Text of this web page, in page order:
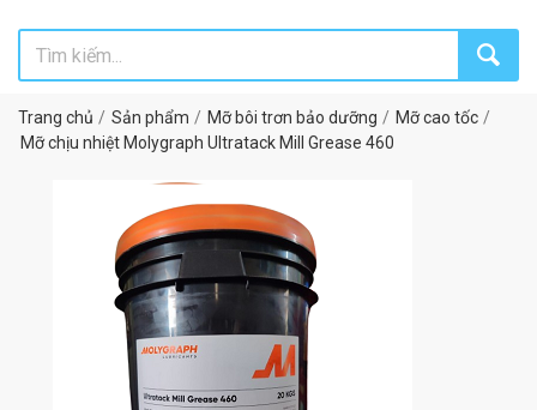
Trang chủ Sản phẩm Mỡ bôi trơn bảo dưỡng
Mỡ cao tốc
Mỡ chịu nhiệt Molygraph Ultratack Mill Grease 460